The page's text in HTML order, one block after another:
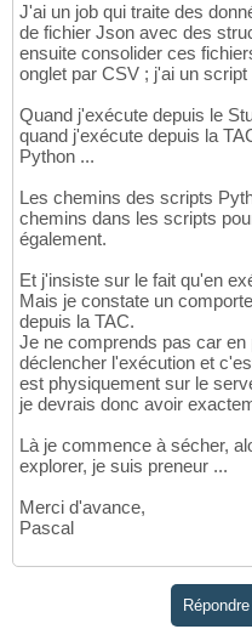
J'ai un job qui traite des
de fichier Json avec des
ensuite consolider ces
onglet par CSV ; j'ai un
Quand j'exécute depuis le
quand j'exécute depuis la
Python ...
Les chemins des scripts
chemins dans les scripts
également.
Et j'insiste sur le fait qu'en
Mais je constate un
depuis la TAC.
Je ne comprends pas car en
déclencher l'exécution et
est physiquement sur le
je devrais donc avoir
Là je commence à sécher,
explorer, je suis preneur ...
Merci d'avance,
Pascal